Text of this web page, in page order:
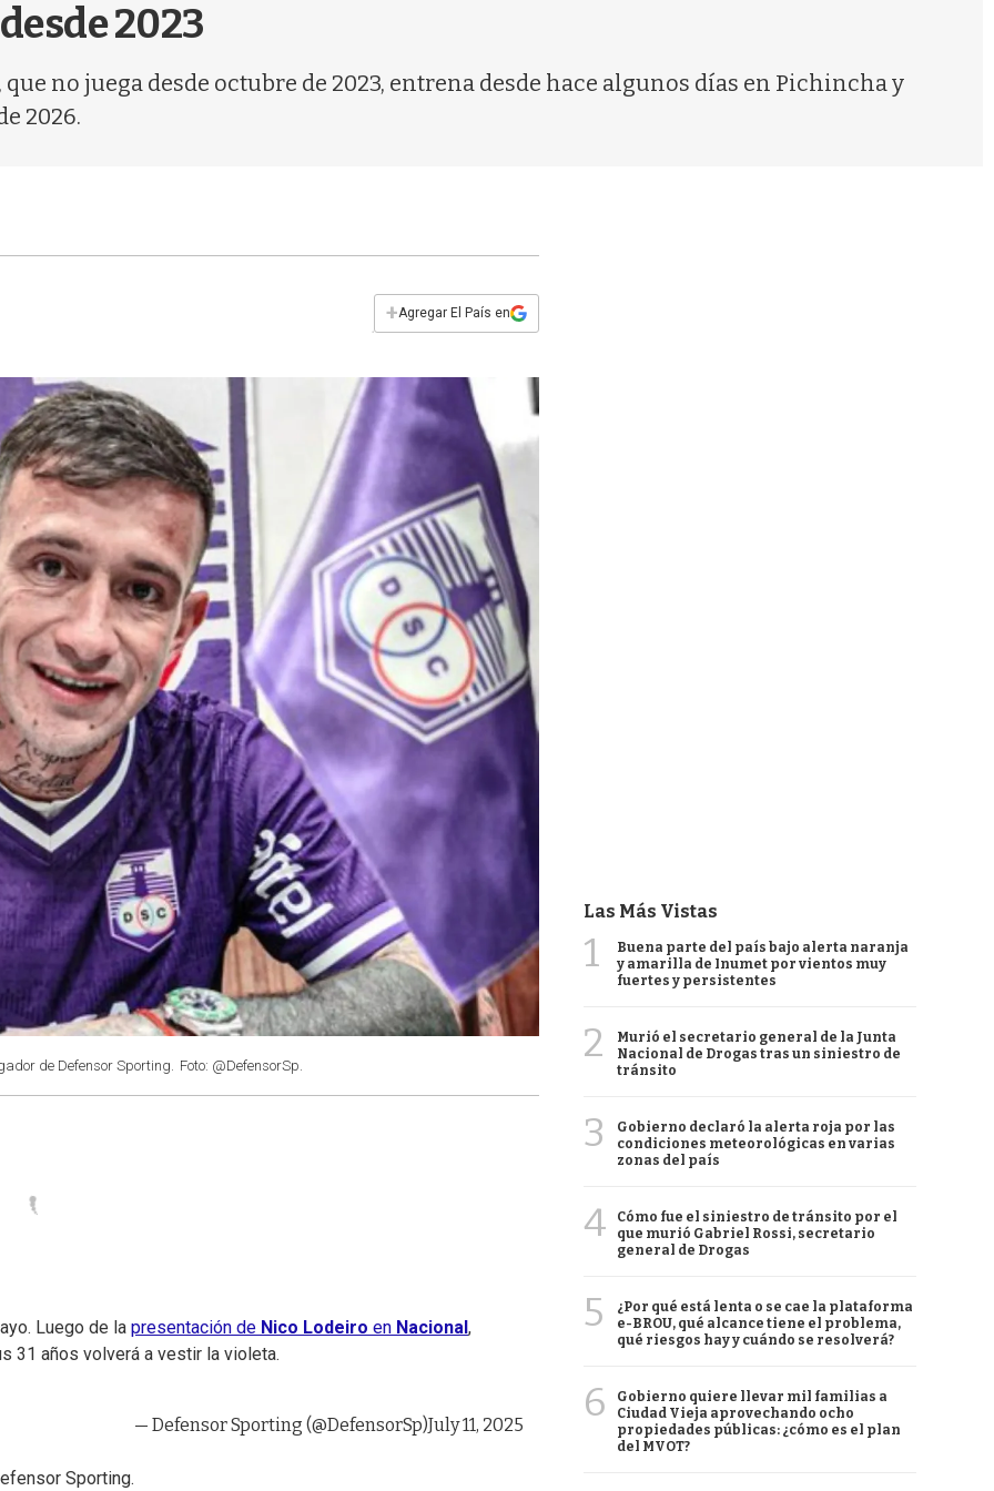
2023
no juega desde octubre de 2023, entrena desde hace algunos días en Pichincha y
2026.
+Agregar El País en
de Defensor Sporting. Foto: @DefensorSp.
Luego de la presentación de Nico Lodeiro en Nacional ,
31 años volverá a vestir la violeta.
Sporting.
— Defensor Sporting (@DefensorSp)July 11, 2025
Las Más Vistas
1
Buena parte del país bajo alerta naranja
y amarilla de Inumet por vientos muy
fuertes y persistentes
2
Murió el secretario general de la Junta
Nacional de Drogas tras un siniestro de
tránsito
3
Gobierno declaró la alerta roja por las
condiciones meteorológicas en varias
zonas del país
4
Cómo fue el siniestro de tránsito por el
que murió Gabriel Rossi, secretario
general de Drogas
5
¿Por qué está lenta o se cae la plataforma
e-BROU, qué alcance tiene el problema,
qué riesgos hay y cuándo se resolverá?
6
Gobierno quiere llevar mil familias a
Ciudad Vieja aprovechando ocho
propiedades públicas: ¿cómo es el plan
del MVOT?